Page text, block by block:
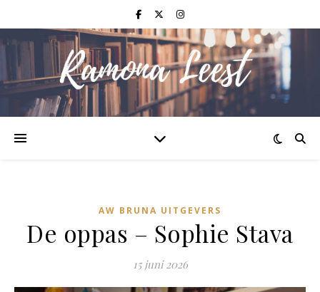
AW BRUNA UITGEVERS
De oppas – Sophie Stava
15 juni 2026